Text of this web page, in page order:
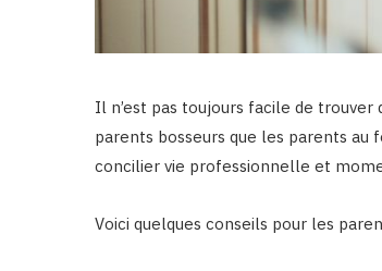
Il n’est pas toujours facile de
parents bosseurs que les parents au
concilier vie professionnelle et
Voici quelques conseils pour les